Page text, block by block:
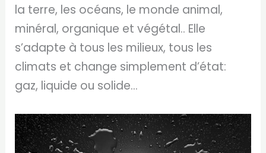
la terre, les océans, le monde animal,
minéral, organique et végétal.. Elle
s’adapte à tous les milieux, tous les
climats et change simplement d’état:
gaz, liquide ou solide…